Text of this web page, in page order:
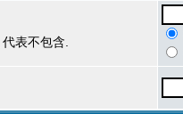
代表不包含.